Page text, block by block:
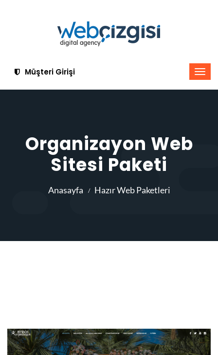
Müşteri Girişi
Organizayon Web
Sitesi Paketi
Anasayfa Hazır Web Paketleri